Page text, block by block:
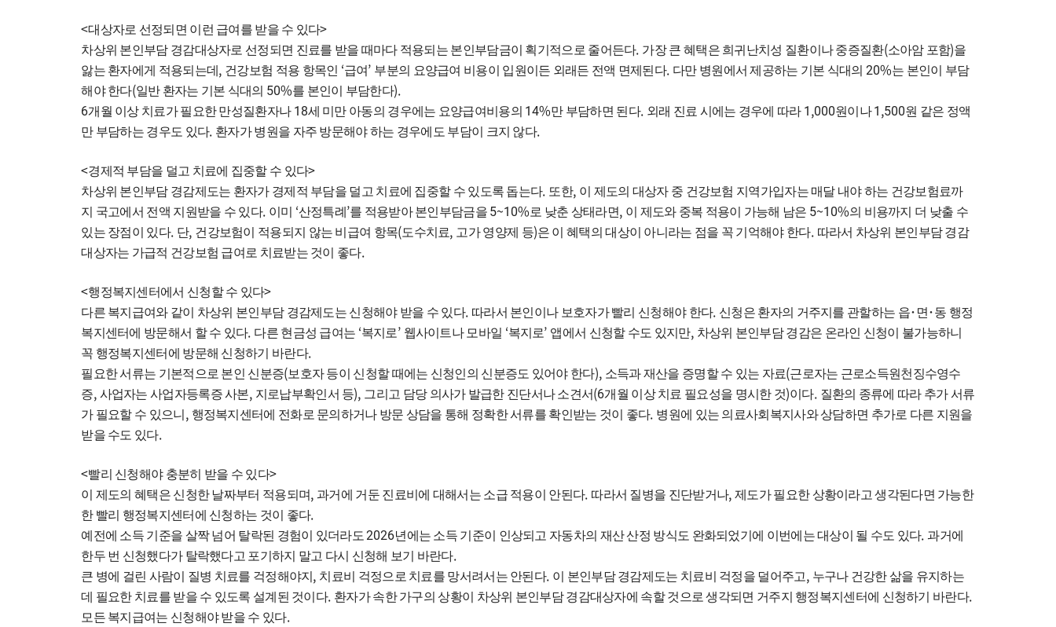
<대상자로 선정되면 이런 급여를 받을 수 있다>
차상위 본인부담 경감대상자로 선정되면 진료를 받을 때마다 적용되는 본인부담금이 획기적으로 줄어든다. 가장 큰 혜택은 희귀난치성 질환이나 중증질환(소아암 포함)을
앓는 환자에게 적용되는데 , 건강보험 적용 항목인 ‘급여’ 부분의 요양급여 비용이 입원이든 외래든 전액 면제된다. 다만 병원에서 제공하는 기본 식대의20%는 본인이 부담
해야 한다(일반 환자는 기본 식대의 50%를 본인이 부담한다).
6개월 이상 치료가 필요한 만성질환자나 18세 미만 아동의 경우에는 요양급여비용의 14%만 부담하면 된다. 외래 진료 시에는 경우에 따라 1,000원이나1,500원 같은 정액
만 부담하는 경우도 있다. 환자가 병원을 자주 방문해야 하는 경우에도 부담이 크지 않다.
<경제적 부담을 덜고 치료에 집중할 수 있다>
차상위 본인부담 경감제도는 환자가 경제적 부담을 덜고 치료에 집중할 수 있도록 돕는다. 또한, 이 제도의 대상자 중 건강보험 지역가입자는 매달 내야 하는 건강보험료까
지 국고에서 전액 지원받을 수 있다. 이미 ‘산정특례 ’를 적용받아 본인부담금을 5~10% 로 낮춘 상태라면, 이 제도와 중복 적용이 가능해 남은 5~10%의 비용까지 더 낮출 수
있는 장점이 있다. 단, 건강보험이 적용되지 않는 비급여 항목(도수치료, 고가 영양제 등)은 이 혜택의 대상이 아니라는 점을 꼭 기억해야 한다. 따라서 차상위 본인부담 경감
대상자는 가급적 건강보험 급여로 치료받는 것이 좋다.
<행정복지센터에서 신청할 수 있다>
다른 복지급여와 같이 차상위 본인부담 경감제도는 신청해야 받을 수 있다. 따라서 본인이나 보호자가 빨리 신청해야 한다. 신청은 환자의 거주지를 관할하는 읍･ 면 ･동 행정
복지센터에 방문해서 할 수 있다. 다른 현금성 급여는 ‘복지로’ 웹사이트나 모바일 ‘복지로’ 앱에서 신청할 수도 있지만, 차상위 본인부담 경감은 온라인 신청이 불가능하니
꼭 행정복지센터에 방문해 신청하기 바란다.
필요한 서류는 기본적으로 본인 신분증(보호자 등이 신청할 때에는 신청인의 신분증도 있어야 한다), 소득과 재산을 증명할 수 있는 자료(근로자는 근로소득원천징수영수
증, 사업자는 사업자등록증 사본, 지로납부확인서 등), 그리고 담당 의사가 발급한 진단서나 소견서(6개월 이상 치료 필요성을 명시한 것)이다. 질환의 종류에 따라 추가 서류
가 필요할 수 있으니 , 행정복지센터에 전화로 문의하거나 방문 상담을 통해 정확한 서류를 확인받는 것이 좋다. 병원에 있는 의료사회복지사와 상담하면 추가로 다른 지원을
받을 수도 있다.
<빨리 신청해야 충분히 받을 수 있다>
이 제도의 혜택은 신청한 날짜부터 적용되며, 과거에 거둔 진료비에 대해서는 소급 적용이 안된다. 따라서 질병을 진단받거나,제도가 필요한 상황이라고 생각된다면 가능한
한 빨리 행정복지센터에 신청하는 것이 좋다.
예전에 소득 기준을 살짝 넘어 탈락된 경험이 있더라도2026년에는 소득 기준이 인상되고 자동차의 재산 산정 방식도 완화되었기에 이번에는 대상이 될 수도 있다. 과거에
한두 번 신청했다가 탈락했다고 포기하지 말고 다시 신청해 보기 바란다.
큰 병에 걸린 사람이 질병 치료를 걱정해야지 , 치료비 걱정으로 치료를 망서려서는 안된다. 이 본인부담 경감제도는 치료비 걱정을 덜어주고, 누구나 건강한 삶을 유지하는
데 필요한 치료를 받을 수 있도록 설계된 것이다. 환자가 속한 가구의 상황이 차상위 본인부담 경감대상자에 속할 것으로 생각되면 거주지 행정복지센터에 신청하기 바란다.
모든 복지급여는 신청해야 받을 수 있다.